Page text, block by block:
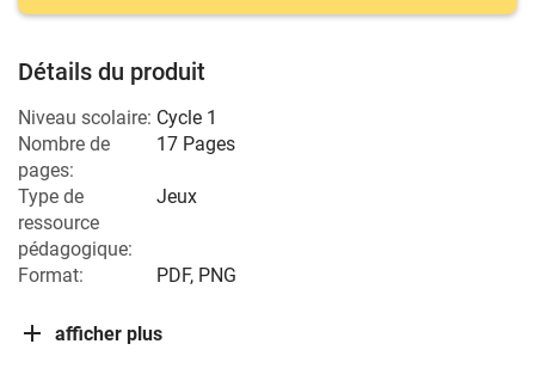
Détails du produit
Niveau scolaire: Cycle 1
Nombre de
pages:
17 Pages
Type de
ressource
pédagogique:
Jeux
Format: PDF, PNG
afficher plus